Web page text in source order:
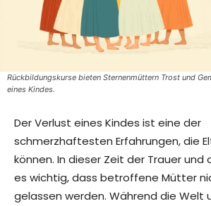
Rückbildungskurse bieten Sternenmüttern Trost und
eines Kindes.
Der Verlust eines Kindes ist eine der
schmerzhaftesten Erfahrungen, die
können. In dieser Zeit der Trauer und
es wichtig, dass betroffene Mütter
gelassen werden. Während die Welt